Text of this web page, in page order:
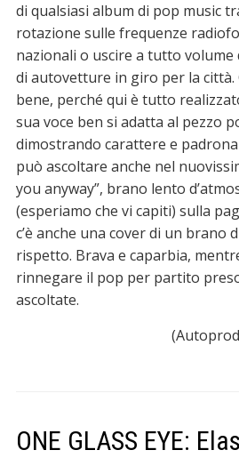
di qualsiasi album di pop music
rotazione sulle frequenze
nazionali o uscire a tutto
di autovetture in giro per la città.
bene, perché qui è tutto
sua voce ben si adatta al pezzo
dimostrando carattere e
può ascoltare anche nel
you anyway”, brano lento
(esperiamo che vi capiti) sulla
c’è anche una cover di un brano
rispetto. Brava e caparbia,
rinnegare il pop per partito
ascoltate.
ONE GLASS EYE: